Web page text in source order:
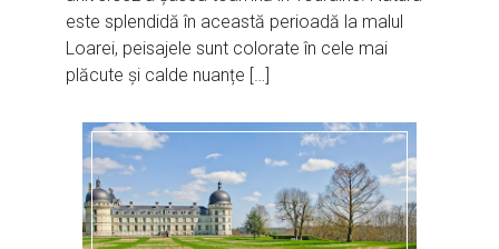
este splendidă în această perioadă la malul
Loarei, peisajele sunt colorate în cele mai
plăcute și calde nuanțe […]